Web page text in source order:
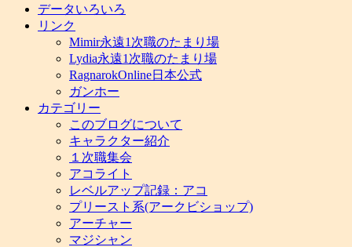
データいろいろ
リンク
Mimir永遠1次職のたまり場
Lydia永遠1次職のたまり場
RagnarokOnline日本公式
ガンホー
カテゴリー
このブログについて
キャラクター紹介
１次職集会
アコライト
レベルアップ記録：アコ
プリースト系(アークビショップ)
アーチャー
マジシャン